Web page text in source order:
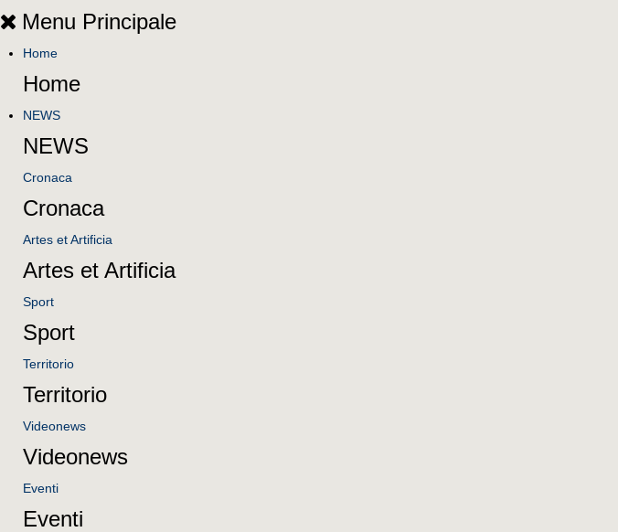
Menu Principale
Home
Home
NEWS
NEWS
Cronaca
Cronaca
Artes et Artificia
Artes et Artificia
Sport
Sport
Territorio
Territorio
Videonews
Videonews
Eventi
Eventi